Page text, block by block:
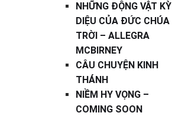
NHỮNG ĐỘNG VẬT KỲ
DIỆU CỦA ĐỨC CHÚA
TRỜI – ALLEGRA
MCBIRNEY
CÂU CHUYỆN KINH
THÁNH
NIỀM HY VỌNG –
COMING SOON